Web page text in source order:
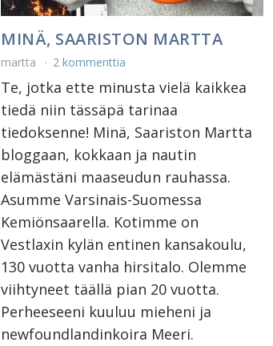
MINÄ, SAARISTON MARTTA
martta 2 kommenttia
Te, jotka ette minusta vielä kaikkea
tiedä niin tässäpä tarinaa
tiedoksenne! Minä, Saariston Martta
bloggaan, kokkaan ja nautin
elämästäni maaseudun rauhassa.
Asumme Varsinais-Suomessa
Kemiönsaarella. Kotimme on
Vestlaxin kylän entinen kansakoulu,
130 vuotta vanha hirsitalo. Olemme
viihtyneet täällä pian 20 vuotta.
Perheeseeni kuuluu mieheni ja
newfoundlandinkoira Meeri.